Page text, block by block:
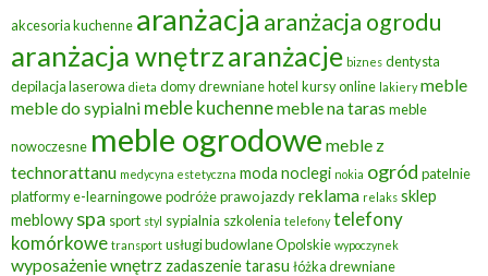
akcesoria kuchenne aranżacja aranżacja ogrodu
aranżacja wnętrzaranżacje biznes dentysta
depilacja laserowa dieta domy drewnianehotel kursy online lakiery meble
meble do sypialni meble kuchennemeble na taras meble
nowoczesne meble ogrodowe meble z
technorattanu medycyna estetyczna moda noclegi nokia ogród patelnie
platformy e-learningowepodróżeprawo jazdyreklama relaks sklep
meblowy spa sport styl sypialnia szkolenia telefony telefony
komórkowe transport usługi budowlane Opolskie wypoczynek
wyposażenie wnętrz zadaszenie tarasu łóżka drewniane